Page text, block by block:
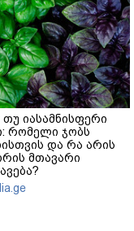
თუ იასამნისფერი
რომელი ჯობს
და რა არის
მთავარი